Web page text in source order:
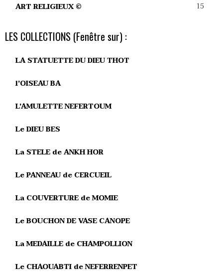
ART RELIGIEUX © 15
LES COLLECTIONS (Fenêtre sur) :
LA STATUETTE DU DIEU THOT
l'OISEAU BA
L'AMULETTE NEFERTOUM
Le DIEU BES
La STELE de ANKH HOR
Le PANNEAU de CERCUEIL
La COUVERTURE de MOMIE
Le BOUCHON DE VASE CANOPE
La MEDAILLE de CHAMPOLLION
Le CHAOUABTI de NEFERRENPET